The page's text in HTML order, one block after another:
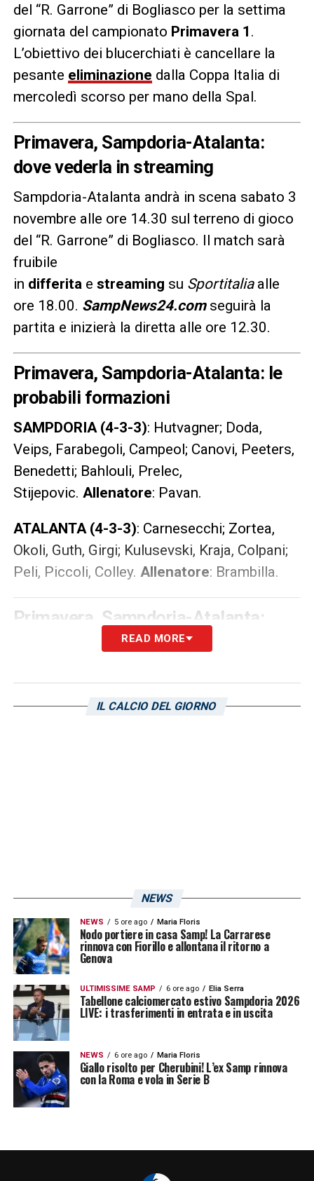
del “R. Garrone” di Bogliasco per la settima
giornata del campionato Primavera 1 .
L’obiettivo dei blucerchiati è cancellare la
pesante eliminazione dalla Coppa Italia di
mercoledì scorso per mano della Spal.
Primavera, Sampdoria-Atalanta:
dove vederla in streaming
Sampdoria-Atalanta andrà in scena sabato 3
novembre alle ore 14.30 sul terreno di gioco
del “R. Garrone” di Bogliasco. Il match sarà
fruibile
in differita e streaming su Sportitalia alle
ore 18.00. SampNews24.comseguirà la
partita e inizierà la diretta alle ore 12.30.
Primavera, Sampdoria-Atalanta: le
probabili formazioni
SAMPDORIA (4-3-3): Hutvagner; Doda,
Veips, Farabegoli, Campeol; Canovi, Peeters,
Benedetti; Bahlouli, Prelec,
Stijepovic. Allenatore: Pavan.
ATALANTA (4-3-3): Carnesecchi; Zortea,
Okoli, Guth, Girgi; Kulusevski, Kraja, Colpani;
Peli, Piccoli, Colley. Allenatore: Brambilla.
Primavera, Sampdoria-Atalanta:
l’arbitro del match
coadiuvato dagli assistentiStefano Lenza
Primavera 1. Lecinque vittoriefanno dei
nerazzurri una squadra temibile sotto ogni
punto di vista: una delle migliori difese e dei
migliori attacchi in questo avvio di stagione.
Primavera, Sampdoria-Atalanta: i
precedenti del match
Sonocinque i precedenti ufficialitra
Sampdoria e Atalanta. Il bilancio verte a
favore dei blucerchiati, che conducono
conquistate. Nessun pareggio finora.
READ MORE
IL CALCIO DEL GIORNO
NEWS
NEWS 5 ore ago Maria Floris
Nodo portiere in casa Samp! La Carrarese
rinnova con Fiorillo e allontana il ritorno a
Genova
ULTIMISSIME SAMP 6 ore ago Elia Serra
Tabellone calciomercato estivo Sampdoria 2026
LIVE: i trasferimenti in entrata e in uscita
NEWS 6 ore ago Maria Floris
Giallo risolto per Cherubini! L’ex Samp rinnova
con la Roma e vola in Serie B